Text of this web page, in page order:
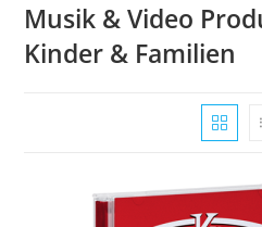
Musik & Video
Kinder & Familien